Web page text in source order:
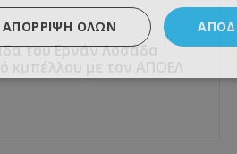
του Ερνάν Λοσάδα
ΑΠΌΡΡΙΨΗ ΌΛΩΝ